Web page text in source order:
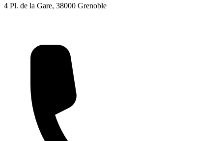
4 Pl. de la Gare, 38000 Grenoble